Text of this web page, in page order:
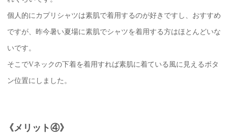
個人的にカプリシャツは素肌で着用するのが好きですし、おすすめ
ですが、昨今暑い夏場に素肌でシャツを着用する方はほとんどいな
いです。
そこでVネックの下着を着用すれば素肌に着ている風に見えるボタ
ン位置にしました。
《メリット④》